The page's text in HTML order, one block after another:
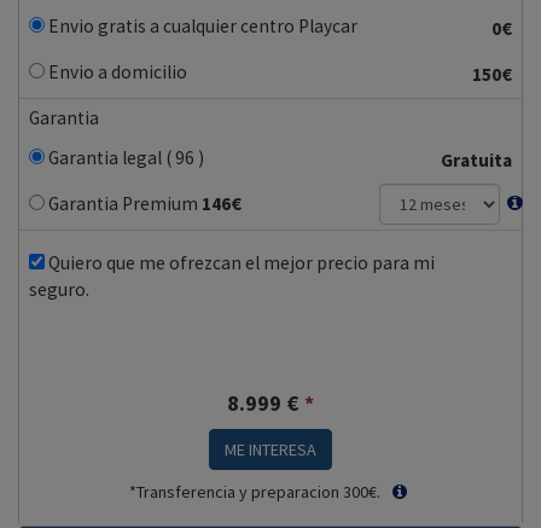
Envio gratis a cualquier centro Playcar
0€
Envio a domicilio
150€
Garantia
Garantia legal ( 96 )
Gratuita
Garantia Premium 146€
Quiero que me ofrezcan el mejor precio para mi
seguro.
8.999 € *
ME INTERESA
*Transferencia y preparacion 300€.